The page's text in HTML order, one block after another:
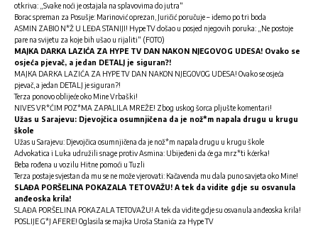
otkriva: „Svake noći je ostajala na splavovima do jutra“
Borac spreman za Posušje: Marinović oprezan, Juričić poručuje – idemo po tri boda
ASMIN ZABIO N*Ž U LEĐA STANIJI! Hype TV došao u posjed njegovih poruka: „Ne postoje
pare na svijetu za koje bih ušao u rijaliti“ (FOTO)
MAJKA DARKA LAZIĆA ZA HYPE TV DAN NAKON NJEGOVOG UDESA! Ovako se
osjeća pjevač, a jedan DETALJ je siguran?!
MAJKA DARKA LAZIĆA ZA HYPE TV DAN NAKON NJEGOVOG UDESA! Ovako se osjeća
pjevač, a jedan DETALJ je siguran?!
Terza ponovo oblijeće oko Mine Vrbaški!
NIVES VR*ĆIM POZ*MA ZAPALILA MREŽE! Zbog uskog šorca pljušte komentari!
Užas u Sarajevu: Djevojčica osumnjičena da je nož*m napala drugu u krugu
škole
Užas u Sarajevu: Djevojčica osumnjičena da je nož*m napala drugu u krugu škole
Advokatica i Luka udružili snage protiv Asmina: Ubijeđeni da će ga mrz*ti kćerka!
Beba rođena u vozilu Hitne pomoći u Tuzli
Terza postaje svjestan da mu se ne može vjerovati: Kačavenda mu dala puno savjeta oko Mine!
SLAĐA PORŠELINA POKAZALA TETOVAŽU! A tek da vidite gdje su osvanula
anđeoska krila!
SLAĐA PORŠELINA POKAZALA TETOVAŽU! A tek da vidite gdje su osvanula anđeoska krila!
POSLIJE G*J AFERE! Oglasila se majka Uroša Stanića za Hype TV